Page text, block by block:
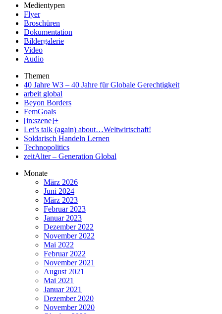
Medientypen
Flyer
Broschüren
Dokumentation
Bildergalerie
Video
Audio
Themen
40 Jahre W3 – 40 Jahre für Globale Gerechtigkeit
arbeit global
Beyon Borders
FemGoals
[in:szene]+
Let’s talk (again) about…Weltwirtschaft!
Soldarisch Handeln Lernen
Technopolitics
zeitAlter – Generation Global
Monate
März 2026
Juni 2024
März 2023
Februar 2023
Januar 2023
Dezember 2022
November 2022
Mai 2022
Februar 2022
November 2021
August 2021
Mai 2021
Januar 2021
Dezember 2020
November 2020